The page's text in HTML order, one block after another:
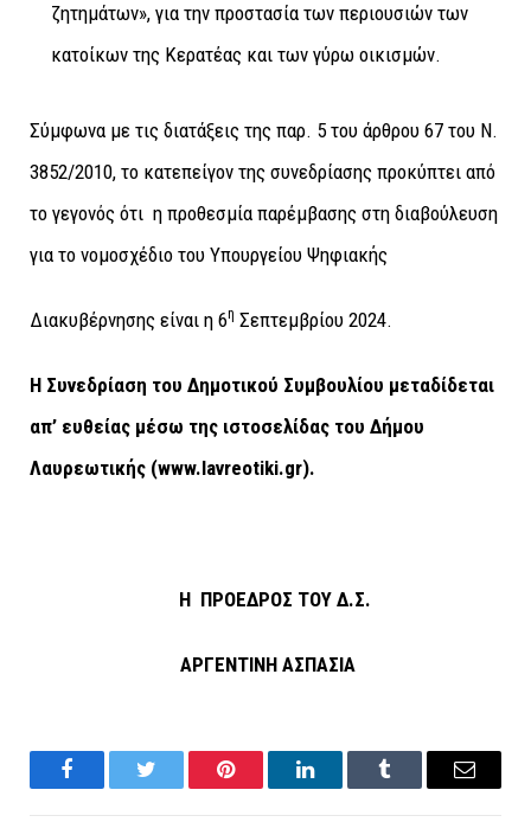
ζητημάτων», για την προστασία των περιουσιών των
κατοίκων της Κερατέας και των γύρω οικισμών.
Σύμφωνα με τις διατάξεις της παρ. 5 του άρθρου 67 του Ν.
3852/2010, το κατεπείγον της συνεδρίασης προκύπτει από
το γεγονός ότι η προθεσμία παρέμβασης στη διαβούλευση
για το νομοσχέδιο του Υπουργείου Ψηφιακής
Διακυβέρνησης είναι η 6η Σεπτεμβρίου 2024.
Η Συνεδρίαση του Δημοτικού Συμβουλίου μεταδίδεται
απ’ ευθείας μέσω της ιστοσελίδας του Δήμου
Λαυρεωτικής (www.lavreotiki.gr).
Η ΠΡΟΕΔΡΟΣ ΤΟΥ Δ.Σ.
ΑΡΓΕΝΤΙΝΗ ΑΣΠΑΣΙΑ
FacebookTwitter Pinterest LinkedInTumblr Email